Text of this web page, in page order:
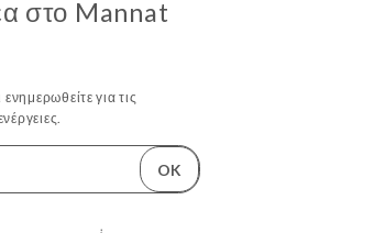
στο Mannat
για τις
OK